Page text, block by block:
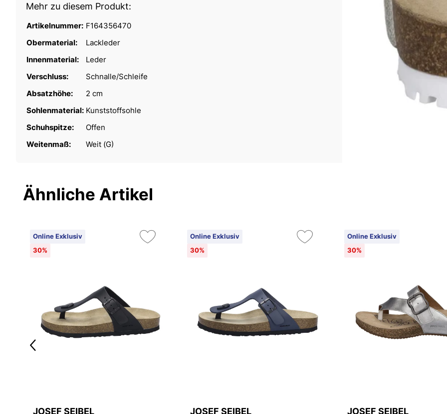
Mehr zu diesem Produkt:
Artikelnummer: F164356470
Obermaterial:
Lackleder
Innenmaterial:
Leder
Verschluss:
Schnalle/Schleife
Absatzhöhe:
2 cm
Sohlenmaterial: Kunststoffsohle
Schuhspitze:
Offen
Weitenmaß:
Weit (G)
Ähnliche Artikel
Online Exklusiv
30%
JOSEF SEIBEL
Online Exklusiv
30%
JOSEF SEIBEL
Online Exklusiv
30%
JOSEF SEIBEL